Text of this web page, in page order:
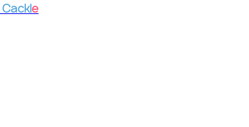
Cackle